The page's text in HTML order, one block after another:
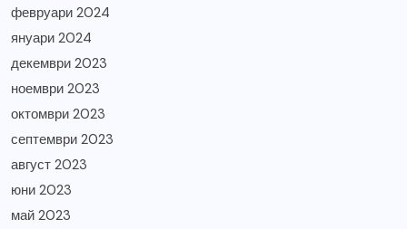
февруари 2024
януари 2024
декември 2023
ноември 2023
октомври 2023
септември 2023
август 2023
юни 2023
май 2023